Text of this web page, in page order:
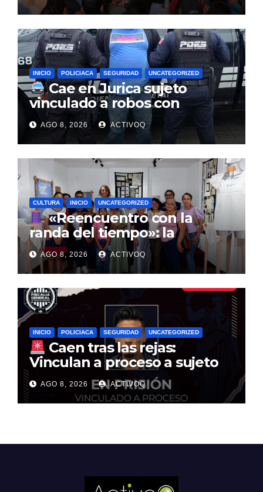
INICIO POLICIACA SEGURIDAD UNCATEGORIZED
Cae en Jurica sujeto
vinculado a robos con
violencia en negocios de
Querétaro y Guanajuato
AGO 8, 2026 ACTIVOQ
CULTURA INICIO UNCATEGORIZED
«Reencuentro con la
randa del tiempo»: la
tradición textil que entrelaza
la historia de la Sierra Gorda
AGO 8, 2026 ACTIVOQ
INICIO POLICIACA SEGURIDAD UNCATEGORIZED
Caen tras las rejas:
Vinculan a proceso a sujeto
por multimillonario atraco en
Santa Rosa Jáuregui
AGO 8, 2026 ACTIVOQ